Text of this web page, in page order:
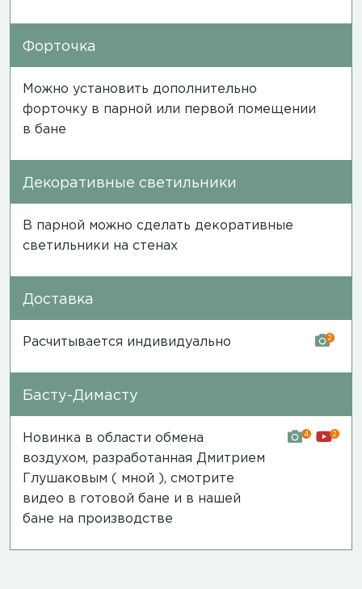
Форточка
Можно установить дополнительно
форточку в парной или первой помещении
в бане
Декоративные светильники
В парной можно сделать декоративные
светильники на стенах
Доставка
Расчитывается индивидуально 2
Басту-Димасту
Новинка в области обмена
воздухом, разработанная Дмитрием
Глушаковым ( мной ), смотрите
видео в готовой бане и в нашей
бане на производстве
4 2